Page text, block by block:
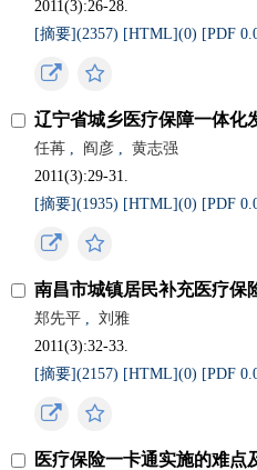
2011(3):26-28.
[摘要](2357) [HTML](0) [PDF
辽宁省城乡医疗保障一体化
任苒 , 阎彦 ,
黄志强
2011(3):29-31.
[摘要](1935) [HTML](0) [PDF
南昌市城镇居民补充医疗保
郑先平 ,
刘雅
2011(3):32-33.
[摘要](2157) [HTML](0) [PDF
医疗保险一卡通实施的难点